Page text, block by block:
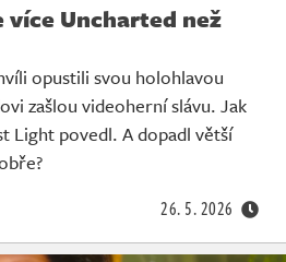
více Uncharted než
opustili svou holohlavou
zašlou videoherní slávu. Jak
Light povedl. A dopadl větší
26. 5. 2026